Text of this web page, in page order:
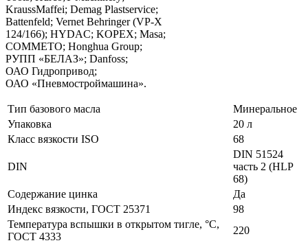
KraussMaffei; Demag Plastservice;
Battenfeld; Vernet Behringer (VP-X
124/166); HYDAC; KOPEX; Masa;
COMMETO; Honghua Group;
РУПП «БЕЛАЗ»; Danfoss;
ОАО Гидропривод;
ОАО «Пневмостроймашина».
Тип базового масла
Минеральное
Упаковка
20 л
Класс вязкости ISO
68
DIN
DIN 51524
часть 2 (HLP
68)
Содержание цинка
Да
Индекс вязкости, ГОСТ 25371
98
Температура вспышки в открытом тигле, °С,
ГОСТ 4333
220